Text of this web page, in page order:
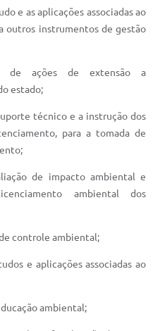
e as aplicações associadas ao
outros instrumentos de gestão
de ações de extensão a
estado;
técnico e a instrução dos
para a tomada de
de impacto ambiental e
ambiental dos
controle ambiental;
e aplicações associadas ao
ambiental;